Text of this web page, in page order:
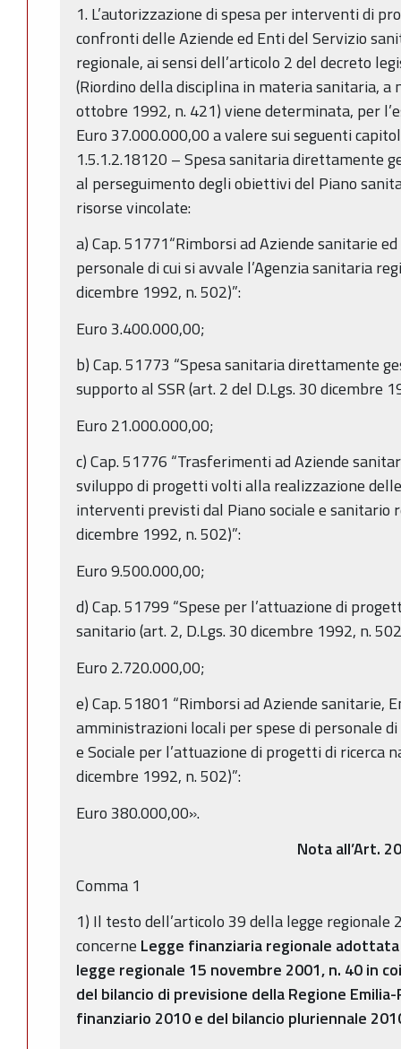
1. L’autorizzazione di spesa per interventi di
confronti delle Aziende ed Enti del Servizio
regionale, ai sensi dell’articolo 2 del decreto
(Riordino della disciplina in materia sanitaria, a
ottobre 1992, n. 421) viene determinata, per
Euro 37.000.000,00 a valere sui seguenti
1.5.1.2.18120 – Spesa sanitaria direttamente
al perseguimento degli obiettivi del Piano
risorse vincolate:
a) Cap. 51771“Rimborsi ad Aziende sanitarie
personale di cui si avvale l’Agenzia sanitaria
dicembre 1992, n. 502)”:
Euro 3.400.000,00;
b) Cap. 51773 “Spesa sanitaria direttamente
supporto al SSR (art. 2 del D.Lgs. 30 dicembre
Euro 21.000.000,00;
c) Cap. 51776 “Trasferimenti ad Aziende
sviluppo di progetti volti alla realizzazione
interventi previsti dal Piano sociale e sanitario
dicembre 1992, n. 502)”:
Euro 9.500.000,00;
d) Cap. 51799 “Spese per l’attuazione di
sanitario (art. 2, D.Lgs. 30 dicembre 1992, n.
Euro 2.720.000,00;
e) Cap. 51801 “Rimborsi ad Aziende sanitarie,
amministrazioni locali per spese di personale
e Sociale per l’attuazione di progetti di ricerca
dicembre 1992, n. 502)”:
Euro 380.000,00».
Nota all’Art. 20
Comma 1
1) Il testo dell’articolo 39 della legge regionale
concerne Legge finanziaria regionale
legge regionale 15 novembre 2001, n. 40 in
del bilancio di previsione della Regione
finanziario 2010 e del bilancio pluriennale